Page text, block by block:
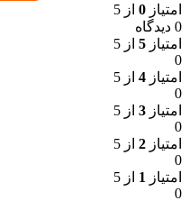
امتیاز 0 از 5
0 دیدگاه
امتیاز 5 از 5
0
امتیاز 4 از 5
0
امتیاز 3 از 5
0
امتیاز 2 از 5
0
امتیاز 1 از 5
0